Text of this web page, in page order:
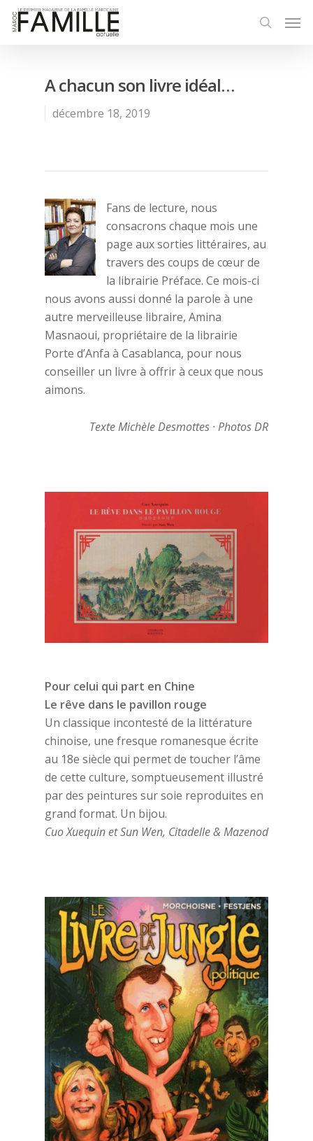
A chacun son livre idéal…
décembre 18, 2019
Fans de lecture, nous
consacrons chaque mois une
page aux sorties littéraires, au
travers des coups de cœur de
la librairie Préface. Ce mois-ci
nous avons aussi donné la parole à une
autre merveilleuse libraire, Amina
Masnaoui, propriétaire de la librairie
Porte d’Anfa à Casablanca, pour nous
conseiller un livre à offrir à ceux que nous
aimons.
Texte Michèle Desmottes · Photos DR
Pour celui qui part en Chine
Le rêve dans le pavillon rouge
Un classique incontesté de la littérature
chinoise, une fresque romanesque écrite
au 18e siècle qui permet de toucher l’âme
de cette culture, somptueusement illustré
par des peintures sur soie reproduites en
grand format. Un bijou.
Cuo Xuequin et Sun Wen, Citadelle & Mazenod